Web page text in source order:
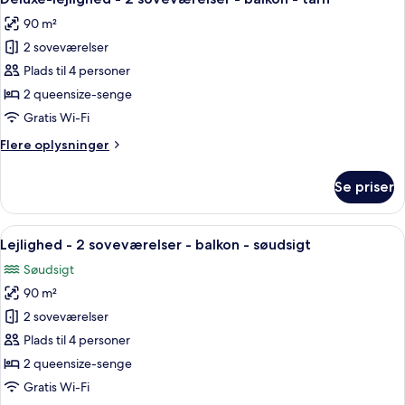
udsigt
til
gårdsplads
alle
billeder
af
Deluxe-
lejlighed
-
soveværelser
tårn
90 m²
2 soveværelser
Plads til 4 personer
2 queensize-senge
Gratis Wi-Fi
Flere oplysninger
Flere
lejlighed
2
soveværelser
-
balkon
tårn
Se priser
Indlæs
alle
billeder
af
Lejlighed
-
2
soveværelser
En moderne stue med sofa,
38
Lejlighed - 2 soveværelser - balkon - søudsigt
Søudsigt
90 m²
2 soveværelser
Plads til 4 personer
2 queensize-senge
Gratis Wi-Fi